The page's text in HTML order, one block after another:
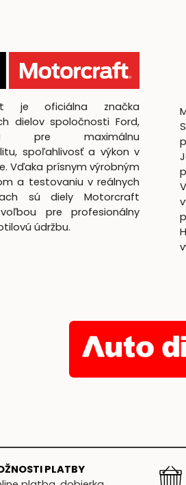
je oficiálna značka
dielov spoločnosti Ford,
pre maximálnu
spoľahlivosť a výkon v
Vďaka prísnym výrobným
a testovaniu v reálnych
sú diely Motorcraft
pre profesionálny
údržbu.
PLATBY